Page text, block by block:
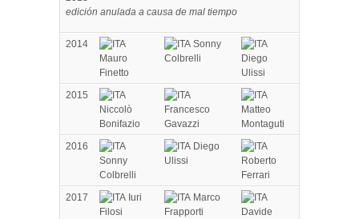
edición anulada a causa de mal tiempo
2014
Mauro
Finetto
Sonny
Colbrelli
Diego
Ulissi
2015
Niccolò
Bonifazio
Francesco
Gavazzi
Matteo
Montaguti
2016
Sonny
Colbrelli
Diego
Ulissi
Roberto
Ferrari
2017
Iuri
Filosi
Marco
Frapporti
Davide